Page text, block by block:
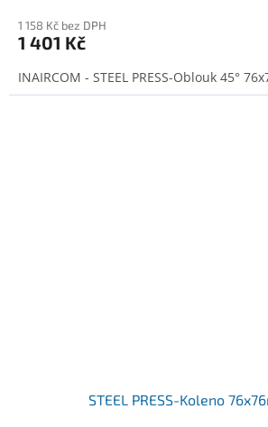
1 158 Kč bez DPH
1 401 Kč
INAIRCOM - STEEL PRESS-Oblouk 45°
STEEL PRESS-Koleno